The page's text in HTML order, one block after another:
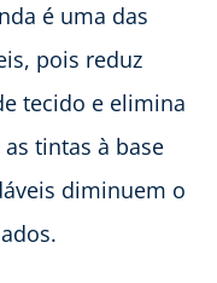
é uma das
pois reduz
tecido e elimina
tintas à base
diminuem o